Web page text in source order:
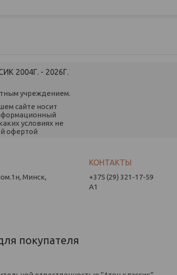
2004Г. - 2026Г.
учреждением.
сайте носит
условиях не
офертой
Минск,
+375 (29) 321-17-59
А1
покупателя